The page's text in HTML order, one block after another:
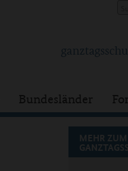
Bundesländer
MEHR